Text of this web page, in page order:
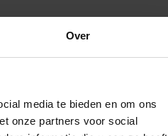
Over
media te bieden en om ons
onze partners voor social
Verspreide vorm